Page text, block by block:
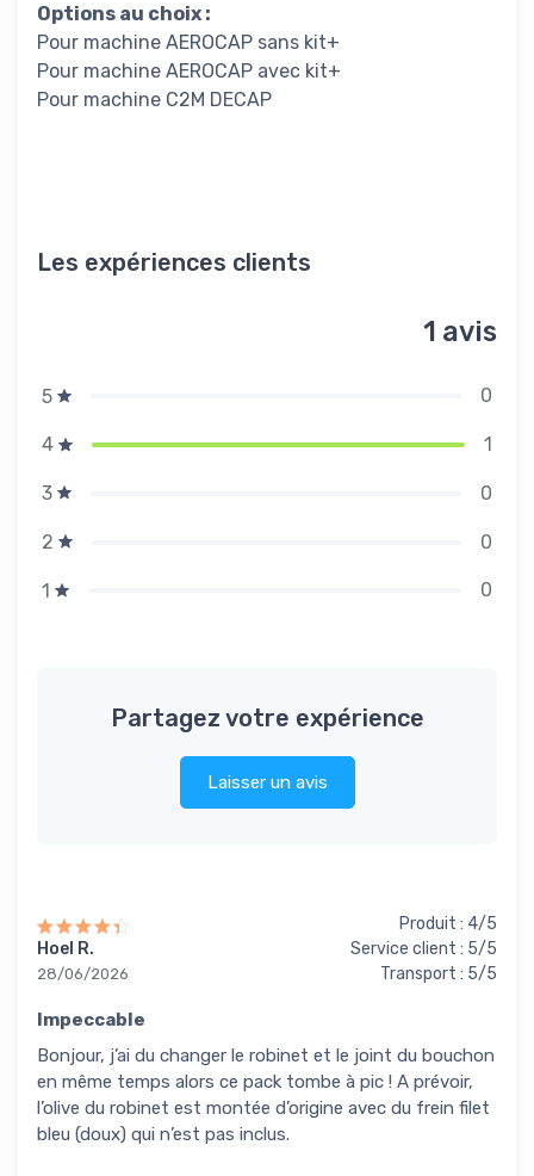
Options au choix :
Pour machine AEROCAP sans kit+
Pour machine AEROCAP avec kit+
Pour machine C2M DECAP
Les expériences clients
1 avis
5 0
4 1
3 0
2 0
1 0
Partagez votre expérience
Laisser un avis
Hoel R.
28/06/2026
Produit : 4/5
Service client : 5/5
Transport : 5/5
Impeccable
Bonjour, j’ai du changer le robinet et le joint du bouchon
en même temps alors ce pack tombe à pic ! A prévoir,
l’olive du robinet est montée d’origine avec du frein filet
bleu (doux) qui n’est pas inclus.